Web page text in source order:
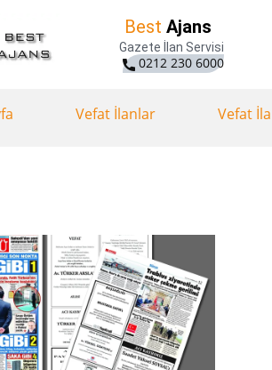
Best Ajans
Gazete İlan Servisi
0212 230 6000
Vefat İlanlar Vefat